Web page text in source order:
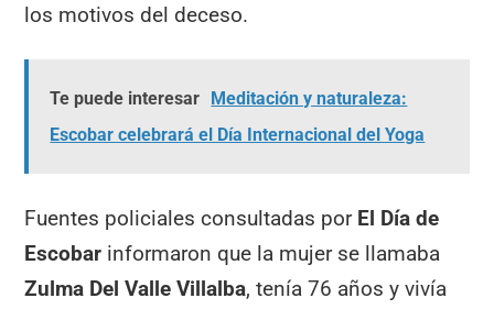
los motivos del deceso.
Te puede interesar
Meditación y naturaleza:
Escobar celebrará el Día Internacional del Yoga
Fuentes policiales consultadas porEl Día de
Escobar informaron que la mujer se llamaba
Zulma Del Valle Villalba, tenía 76 años y vivía